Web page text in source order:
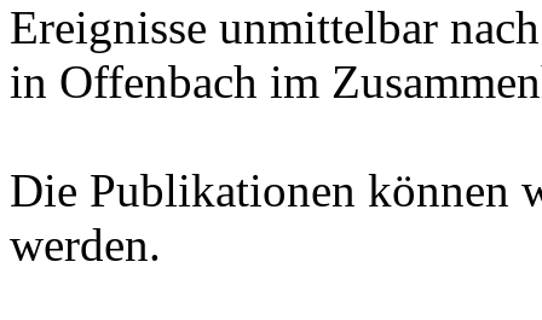
Ereignisse unmittelbar
in Offenbach im
Die Publikationen können
werden.